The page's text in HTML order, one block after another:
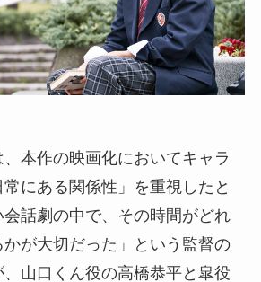
本作の映画化においてキャラ
にある関係性」を重視したと
話劇の中で、その時間がどれ
が大切だった」という監督の
山口くん役の高橋恭平と皐役